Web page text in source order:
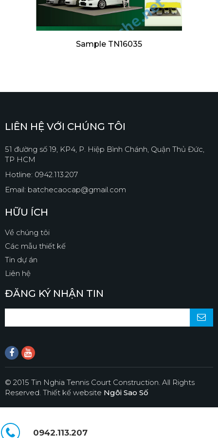
0942.113.207
Sample TN16035
LIÊN HỆ VỚI CHÚNG TÔI
51 đường số 19, KP4, P. Hiệp Bình Chánh, Quận Thủ Đức,
TP HCM
Hotline: 0942.113.207
Email: batchecaocap@gmail.com
HỮU ÍCH
Về chúng tôi
Các mẫu thiết kế
Tin dự án
Liên hệ
ĐĂNG KÝ NHẬN TIN
© 2015 Tin Nghia Tennis Court Construction. All Rights
Reserved. Thiết kế website Ngôi Sao Số